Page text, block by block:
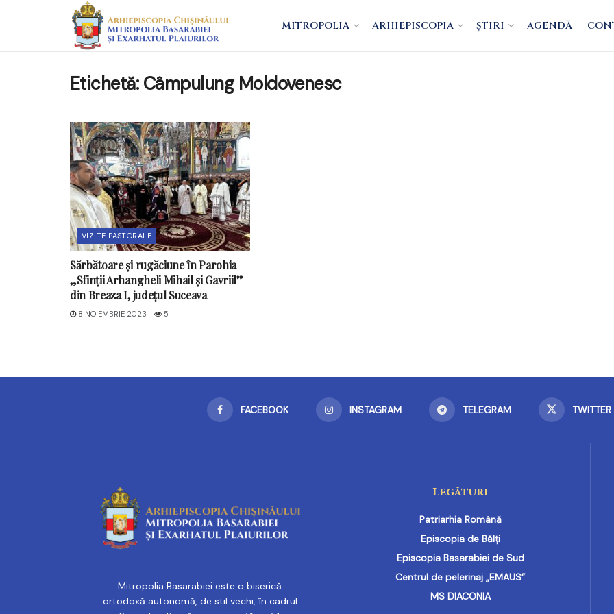
MITROPOLIA ARHIEPISCOPIA ȘTIRI AGENDĂ
Etichetă: Câmpulung Moldovenesc
VIZITE PASTORALE
Sărbătoare și rugăciune în Parohia
„Sfinții Arhangheli Mihail și Gavriil”
din Breaza I, județul Suceava
8 NOIEMBRIE 2023 5
FACEBOOK INSTAGRAM TELEGRAM TWITTER
Mitropolia Basarabiei este o biserică
ortodoxă autonomă, de stil vechi, în cadrul
Legături
Patriarhia Română
Episcopia de Bălți
Episcopia Basarabiei de Sud
Centrul de pelerinaj „EMAUS”
MS DIACONIA